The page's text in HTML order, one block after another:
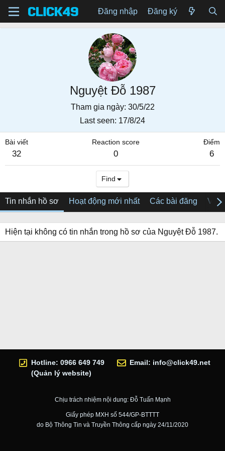
Đăng nhập Đăng ký
Nguyệt Đỗ 1987
Tham gia ngày 30/5/22
Last seen 17/8/24
Bài viết
32
Reaction score
0
Điểm
6
Find
Tin nhắn hồ sơ Hoạt động mới nhất Các bài đăng Về
Hiện tại không có tin nhắn trong hồ sơ của Nguyệt Đỗ 1987.
Hotline: 0966 649 749
(Quản lý website)
Email: info@click49.net
Chịu trách nhiệm nội dung: Đỗ Tuấn Mạnh
Giấy phép MXH số 544/GP-BTTTT
do Bộ Thông Tin và Truyền Thông cấp ngày 24/11/2020